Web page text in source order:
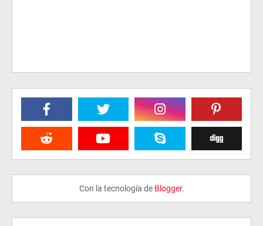
Con la tecnología de Blogger.